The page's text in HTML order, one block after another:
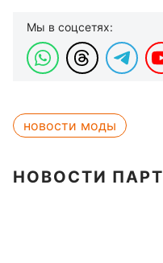
Мы в соцсетях:
новости моды
НОВОСТИ